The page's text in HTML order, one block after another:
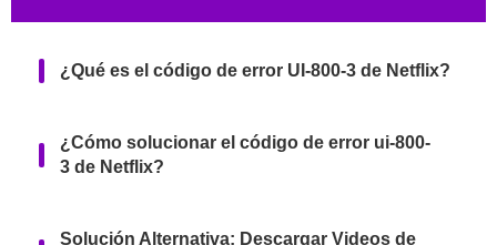
¿Qué es el código de error UI-800-3 de Netflix?
¿Cómo solucionar el código de error ui-800-
3 de Netflix?
Solución Alternativa: Descargar Videos de